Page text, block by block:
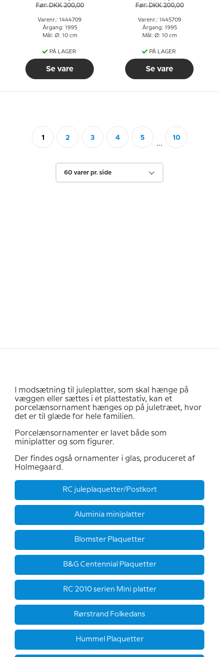
Før: DKK 200,00
Varenr.: 1444709
Årgang: 1995
Mål: Ø: 10 cm
PÅ LAGER
Se vare
Før: DKK 200,00
Varenr.: 1445709
Årgang: 1995
Mål: Ø: 10 cm
PÅ LAGER
Se vare
1 2 3 4 5
...
10
60 varer pr. side
I modsætning til juleplatter, som skal hænge på
væggen eller sættes i et plattestativ, kan et
porcelænsornament hænges op på juletræet, hvor
det er til glæde for hele familien.
Porcelænsornamenter er lavet både som
miniplatter og som figurer.
Der findes også ornamenter i glas, produceret af
Holmegaard.
RC juleplaquetter/Postkort
Aluminia miniplatter
Blomster Plaquetter
B&G Centennial Plaquetter
RC 2010 serien Mini platter
Rørstrand Folkedans
Hummel Plaquetter